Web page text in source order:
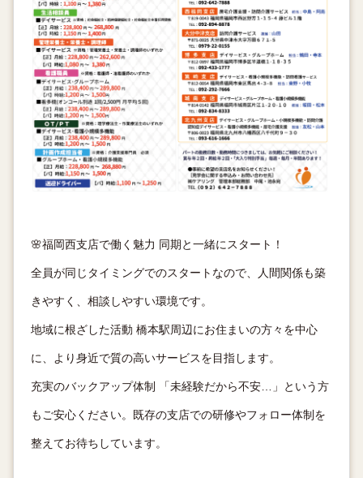
🌸福岡西支店で働く魅力 同期と一緒にスタート！
全員が同じタイミングでのスタートなので、人間関係も築
きやすく、相談しやすい環境です。
地域に根ざした活動 橋本駅周辺にお住まいの方々を中心
に、より身近で質の高いサービスを目指します。
充実のバックアップ体制 「未経験だから不安…」という方
もご安心ください。既存の支店での研修やフォロー体制を
整えてお待ちしています。